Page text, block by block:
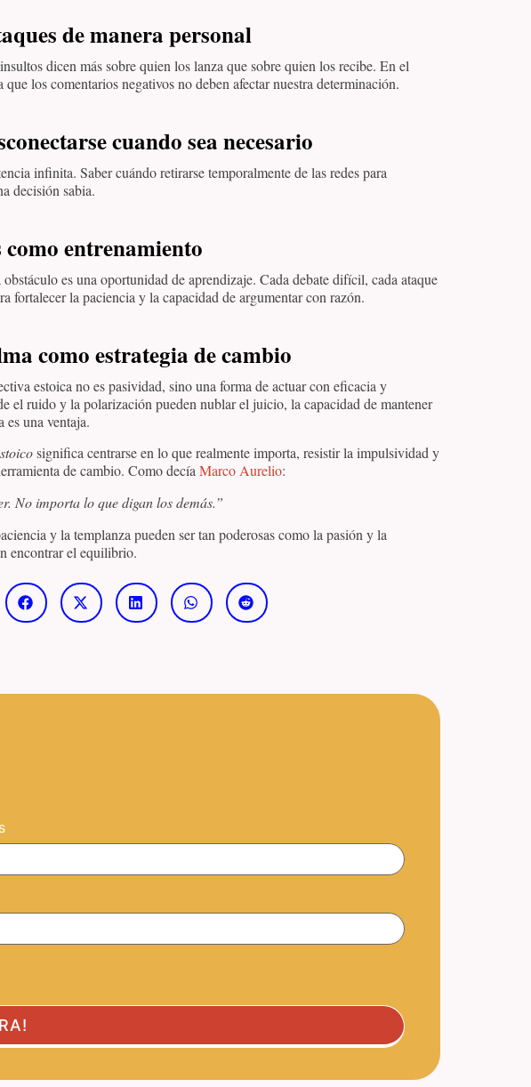
de manera personal
dicen más sobre quien los lanza que sobre quien los recibe. En el
los comentarios negativos no deben afectar nuestra determinación.
cuando sea necesario
infinita. Saber cuándo retirarse temporalmente de las redes para
decisión sabia.
como entrenamiento
obstáculo es una oportunidad de aprendizaje. Cada debate difícil, cada ataque
fortalecer la paciencia y la capacidad de argumentar con razón.
como estrategia de cambio
estoica no es pasividad, sino una forma de actuar con eficacia y
el ruido y la polarización pueden nublar el juicio, la capacidad de mantener
es una ventaja.
significa centrarse en lo que realmente importa, resistir la impulsividad y
de cambio. Como decía Marco Aurelio:
No importa lo que digan los demás.”
y la templanza pueden ser tan poderosas como la pasión y la
encontrar el equilibrio.